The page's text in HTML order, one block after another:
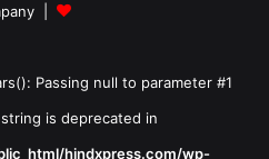
|
Passing null to parameter #1
is deprecated in
hindxpress.com/wp-